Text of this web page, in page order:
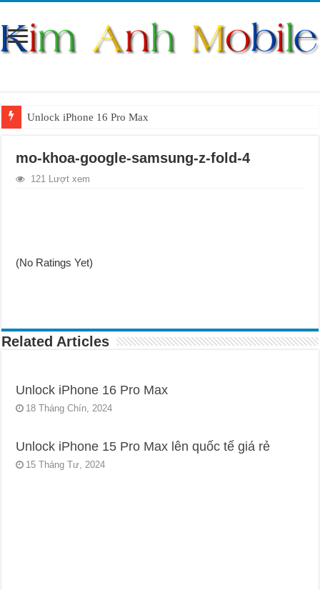
Unlock iPhone 16 Pro Max
Unlock Samsung Galaxy S26 Ultra
Unlock Motorola Razr 2025
Unlock Samsung Galaxy Z Fold 7 giá rẻ
mo-khoa-google-samsung-z-fold-4
121 Lượt xem
(No Ratings Yet)
Related Articles
Unlock iPhone 16 Pro Max
18 Tháng Chín, 2024
Unlock iPhone 15 Pro Max lên quốc tế giá rẻ
15 Tháng Tư, 2024